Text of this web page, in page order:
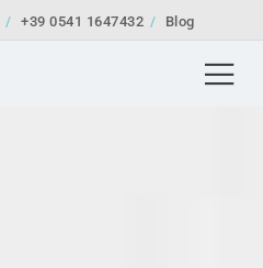
+39 0541 1647432 Blog